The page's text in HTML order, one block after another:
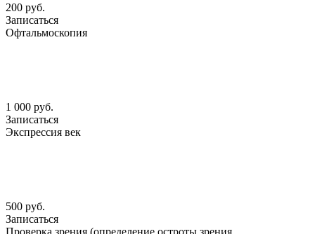
200 руб.
Записаться
Офтальмоскопия
1 000 руб.
Записаться
Экспрессия век
500 руб.
Записаться
Проверка зрения (определение остроты зрения,